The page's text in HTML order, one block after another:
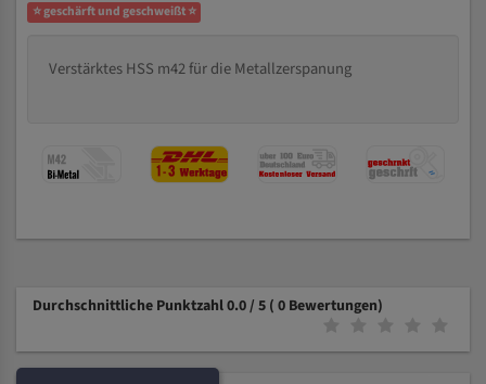
⭐ geschärft und geschweißt ⭐
Verstärktes HSS m42 für die Metallzerspanung
Durchschnittliche Punktzahl 0.0 / 5 ( 0 Bewertungen)